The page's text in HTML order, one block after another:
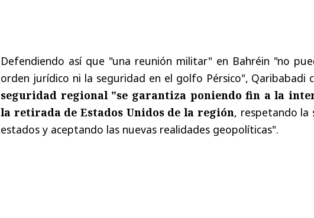
Defendiendo así que "una reunión militar" en Bahréin "no
orden jurídico ni la seguridad en el golfo Pérsico", Qaribabadi
seguridad regional "se garantiza poniendo fin a la
la retirada de Estados Unidos de la región, respetando la
estados y aceptando las nuevas realidades geopolíticas".